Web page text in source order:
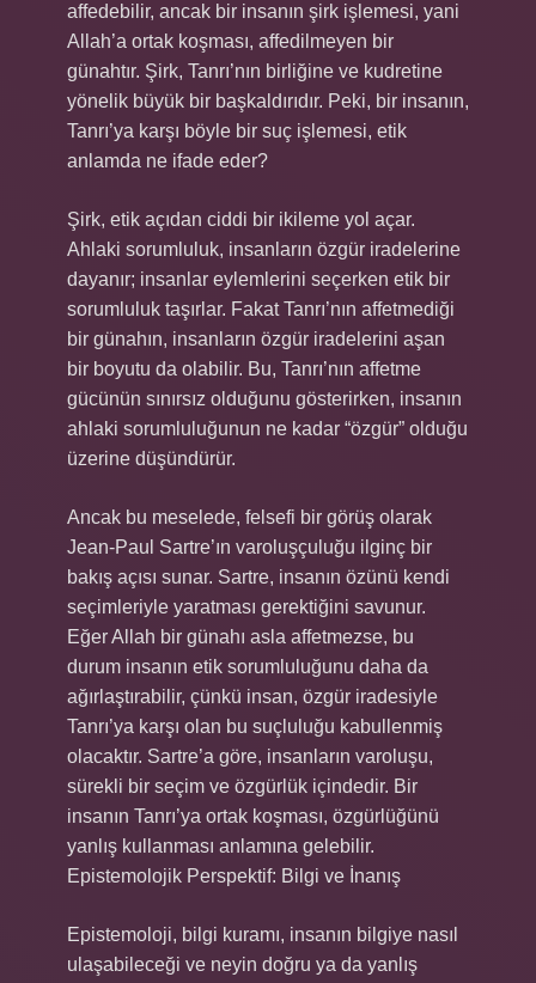
affedebilir, ancak bir insanın şirk işlemesi, yani
Allah’a ortak koşması, affedilmeyen bir
günahtır. Şirk, Tanrı’nın birliğine ve kudretine
yönelik büyük bir başkaldırıdır. Peki, bir insanın,
Tanrı’ya karşı böyle bir suç işlemesi, etik
anlamda ne ifade eder?
Şirk, etik açıdan ciddi bir ikileme yol açar.
Ahlaki sorumluluk, insanların özgür iradelerine
dayanır; insanlar eylemlerini seçerken etik bir
sorumluluk taşırlar. Fakat Tanrı’nın affetmediği
bir günahın, insanların özgür iradelerini aşan
bir boyutu da olabilir. Bu, Tanrı’nın affetme
gücünün sınırsız olduğunu gösterirken, insanın
ahlaki sorumluluğunun ne kadar “özgür” olduğu
üzerine düşündürür.
Ancak bu meselede, felsefi bir görüş olarak
Jean-Paul Sartre’ın varoluşçuluğu ilginç bir
bakış açısı sunar. Sartre, insanın özünü kendi
seçimleriyle yaratması gerektiğini savunur.
Eğer Allah bir günahı asla affetmezse, bu
durum insanın etik sorumluluğunu daha da
ağırlaştırabilir, çünkü insan, özgür iradesiyle
Tanrı’ya karşı olan bu suçluluğu kabullenmiş
olacaktır. Sartre’a göre, insanların varoluşu,
sürekli bir seçim ve özgürlük içindedir. Bir
insanın Tanrı’ya ortak koşması, özgürlüğünü
yanlış kullanması anlamına gelebilir.
Epistemolojik Perspektif: Bilgi ve İnanış
Epistemoloji, bilgi kuramı, insanın bilgiye nasıl
ulaşabileceği ve neyin doğru ya da yanlış